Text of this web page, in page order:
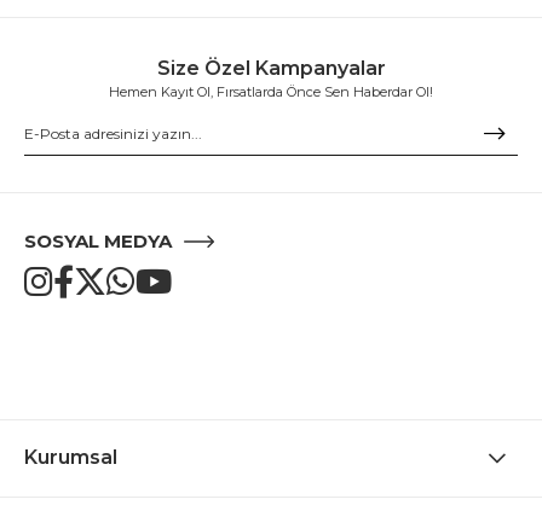
Size Özel Kampanyalar
Hemen Kayıt Ol, Fırsatlarda Önce Sen Haberdar Ol!
SOSYAL MEDYA
Kurumsal